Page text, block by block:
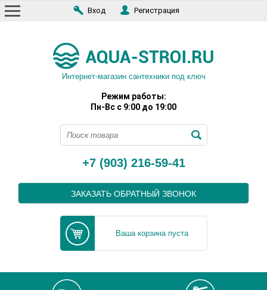
Вход Регистрация
Интернет-магазин сантехники под ключ
Режим работы:
Пн-Вс с 9:00 до 19:00
+7 (903) 216-59-41
ЗАКАЗАТЬ ОБРАТНЫЙ ЗВОНОК
Ваша корзина пуста